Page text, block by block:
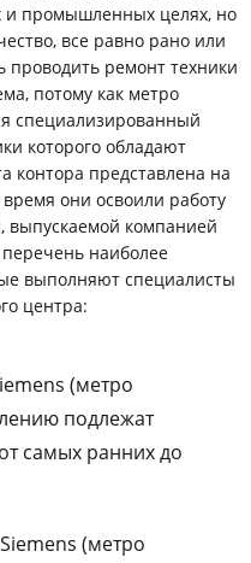
и промышленных целях, но
все равно рано или
проводить ремонт техники
потому как метро
специализированный
которого обладают
контора представлена на
они освоили работу
выпускаемой компанией
наиболее
выполняют специалисты
центра:
(метро
подлежат
самых ранних до
(метро